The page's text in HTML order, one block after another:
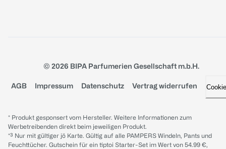
© 2026 BIPA Parfumerien Gesellschaft m.b.H.
AGB Impressum Datenschutz Vertrag widerrufen
* Produkt gesponsert vom Hersteller. Weitere Informationen zum
Werbetreibenden direkt beim jeweiligen Produkt.
*³ Nur mit gültiger jö Karte. Gültig auf alle PAMPERS Windeln, Pants und
Feuchttücher. Gutschein für ein tiptoi Starter-Set im Wert von 54.99 €,